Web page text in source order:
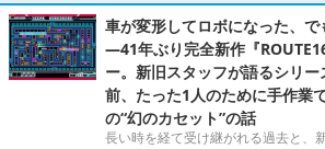
車が変形してロボになった、
―41年ぶり完全新作『
ー。新旧スタッフが語るシリ
前、たった1人のために手作業
の“幻のカセット”の話
長い時を経て受け継がれる過去と、